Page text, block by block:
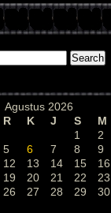
Agustus 2026
R K J S
M
1
2
5 6 7 8
9
12 13 14 15
16
19 20 21 22
23
26 27 28 29
30